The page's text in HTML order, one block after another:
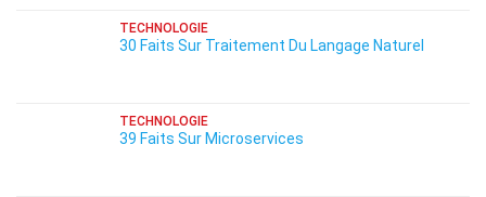
TECHNOLOGIE
30 Faits Sur Traitement Du Langage Naturel
TECHNOLOGIE
39 Faits Sur Microservices